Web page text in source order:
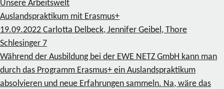
Unsere Arbeitswelt
Auslandspraktikum mit Erasmus+
19.09.2022 Carlotta Delbeck, Jennifer Geibel, Thore
Schlesinger 7
Während der Ausbildung bei der EWE NETZ GmbH kann man
durch das Programm Erasmus+ ein Auslandspraktikum
absolvieren und neue Erfahrungen sammeln. Na, wäre das